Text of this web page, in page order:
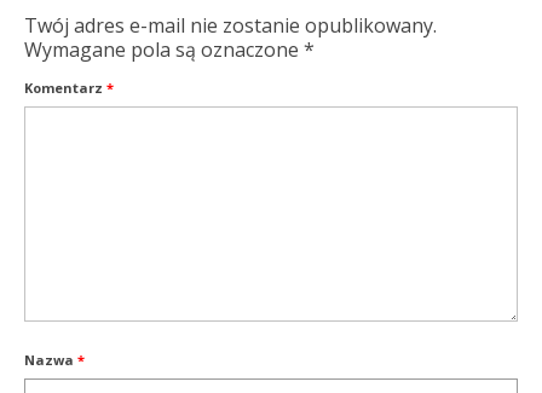
Twój adres e-mail nie zostanie opublikowany.
Wymagane pola są oznaczone *
Komentarz *
Nazwa *